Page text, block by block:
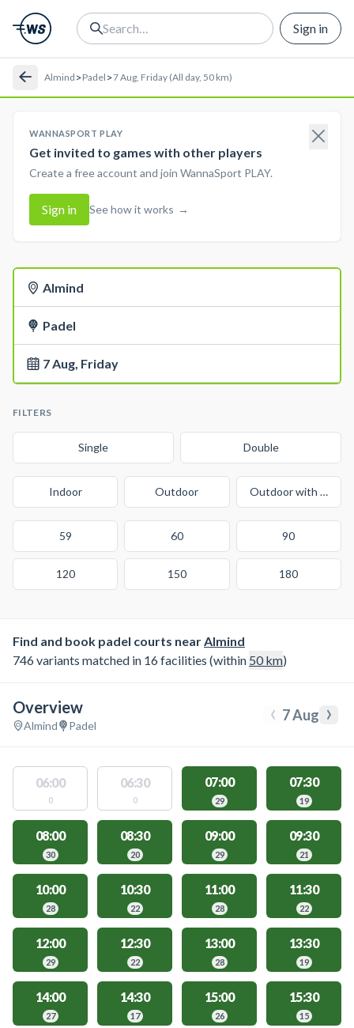
Sign in
Almind >Padel >7 Aug, Friday (All day, 50 km)
WANNASPORT PLAY
Get invited to games with other players
Create a free account and join WannaSport PLAY.
Sign in See how it works →
Almind
Padel
7 Aug, Friday
FILTERS
Single Double
Indoor Outdoor Outdoor with cover
59 60 90
120 150 180
Find and book padel courts nearAlmind
746 variants matched in 16 facilities (within 50km)
Overview
Almind Padel ‹ 7 Aug ›
06:00
0
06:30
0
07:00
29
07:30
19
08:00
30
08:30
20
09:00
29
09:30
21
10:00
28
10:30
22
11:00
28
11:30
22
12:00
29
12:30
22
13:00
28
13:30
19
14:00
27
14:30
17
15:00
26
15:30
15